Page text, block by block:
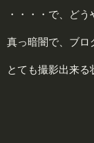
・・・・で、ど
真っ暗闇で、ブロ
とても撮影出来る